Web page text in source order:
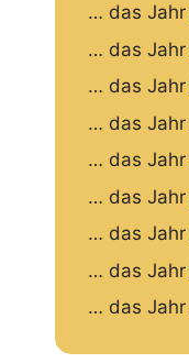
… das Jahr
… das Jahr
… das Jahr
… das Jahr
… das Jahr
… das Jahr
… das Jahr
… das Jahr
… das Jahr